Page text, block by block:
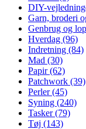
DIY-
Garn, broderi
Genbrug og
Hverdag (96)
Indretning (84)
Mad (30)
Papir(62)
Patchwork (39)
Perler(45)
Syning (240)
Tasker(79)
Tøj (143)